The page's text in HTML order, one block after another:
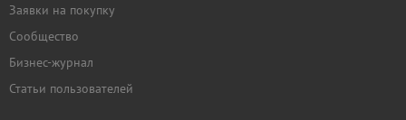
Заявки на покупку
Сообщество
Бизнес-журнал
Статьи пользователей